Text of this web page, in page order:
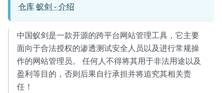
仓库蚁剑 - 介绍
中国蚁剑是一款开源的跨平台网站管理工具，它主要
面向于合法授权的渗透测试安全人员以及进行常规操
作的网站管理员。 任何人不得将其用于非法用途以及
盈利等目的，否则后果自行承担并将追究其相关责
任！